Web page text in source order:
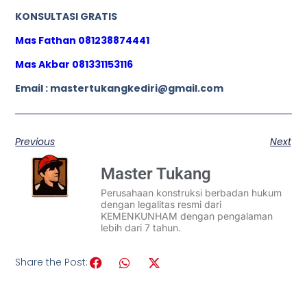
KONSULTASI GRATIS
Mas Fathan 081238874441
Mas Akbar 081331153116
Email : mastertukangkediri@gmail.com
Previous Next
Master Tukang
Perusahaan konstruksi berbadan hukum
dengan legalitas resmi dari
KEMENKUNHAM dengan pengalaman
lebih dari 7 tahun.
Share the Post: